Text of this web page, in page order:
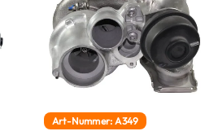
Art-Nummer: A349